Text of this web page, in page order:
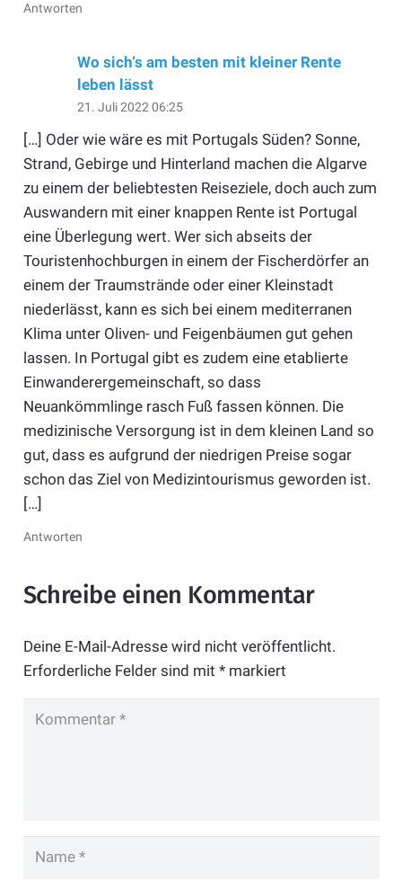
Antworten
Wo sich‘s am besten mit kleiner Rente
leben lässt
21. Juli 2022 06:25
[…] Oder wie wäre es mit Portugals Süden? Sonne,
Strand, Gebirge und Hinterland machen die Algarve
zu einem der beliebtesten Reiseziele, doch auch zum
Auswandern mit einer knappen Rente ist Portugal
eine Überlegung wert. Wer sich abseits der
Touristenhochburgen in einem der Fischerdörfer an
einem der Traumstrände oder einer Kleinstadt
niederlässt, kann es sich bei einem mediterranen
Klima unter Oliven- und Feigenbäumen gut gehen
lassen. In Portugal gibt es zudem eine etablierte
Einwanderergemeinschaft, so dass
Neuankömmlinge rasch Fuß fassen können. Die
medizinische Versorgung ist in dem kleinen Land so
gut, dass es aufgrund der niedrigen Preise sogar
schon das Ziel von Medizintourismus geworden ist.
[…]
Antworten
Schreibe einen Kommentar
Deine E-Mail-Adresse wird nicht veröffentlicht.
Erforderliche Felder sind mit *markiert